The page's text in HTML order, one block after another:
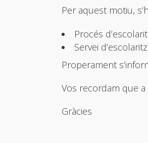
Per aquest motiu,
Procés
Servei
Properament
Vos recordam que
Gràcies